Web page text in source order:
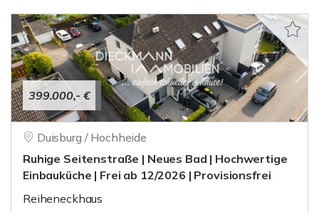
399.000,- €
Duisburg / Hochheide
Ruhige Seitenstraße | Neues Bad | Hochwertige
Einbauküche | Frei ab 12/2026 | Provisionsfrei
Reiheneckhaus